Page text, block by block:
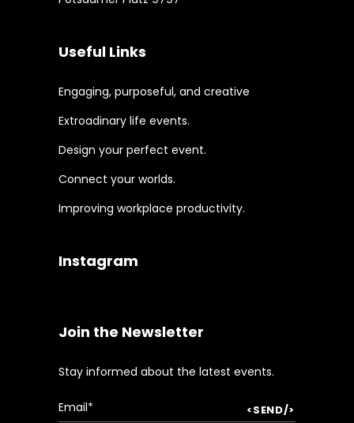
Useful Links
Engaging, purposeful, and creative
Extroadinary life events.
Design your perfect event.
Connect your worlds.
Improving workplace productivity.
Instagram
Join the Newsletter
Stay informed about the latest events.